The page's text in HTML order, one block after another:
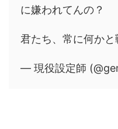
に嫌われてんの？
君たち、常に何か
— 現役設定師